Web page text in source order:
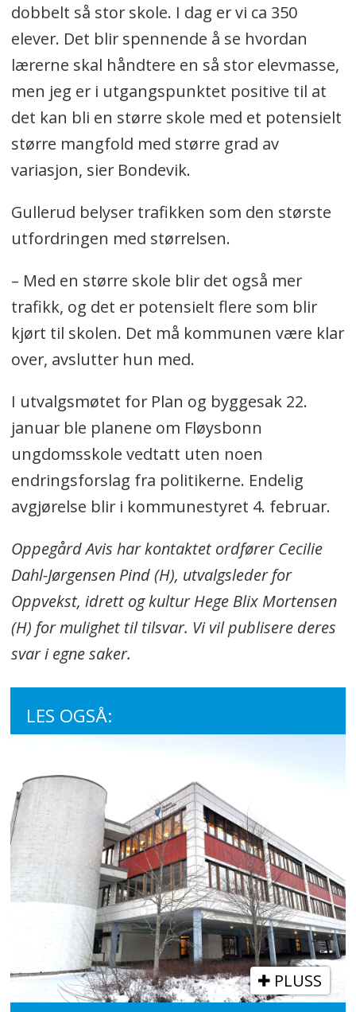
dobbelt så stor skole. I dag er vi ca 350
elever. Det blir spennende å se hvordan
lærerne skal håndtere en så stor elevmasse,
men jeg er i utgangspunktet positive til at
det kan bli en større skole med et potensielt
større mangfold med større grad av
variasjon, sier Bondevik.
Gullerud belyser trafikken som den største
utfordringen med størrelsen.
– Med en større skole blir det også mer
trafikk, og det er potensielt flere som blir
kjørt til skolen. Det må kommunen være klar
over, avslutter hun med.
I utvalgsmøtet for Plan og byggesak 22.
januar ble planene om Fløysbonn
ungdomsskole vedtatt uten noen
endringsforslag fra politikerne. Endelig
avgjørelse blir i kommunestyret 4. februar.
Oppegård Avis har kontaktet ordfører Cecilie
Dahl-Jørgensen Pind (H), utvalgsleder for
Oppvekst, idrett og kultur Hege Blix Mortensen
(H) for mulighet til tilsvar. Vi vil publisere deres
svar i egne saker.
LES OGSÅ:
PLUSS